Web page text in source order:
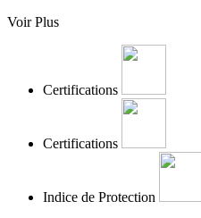
Voir Plus
Certifications
Certifications
Indice de Protection